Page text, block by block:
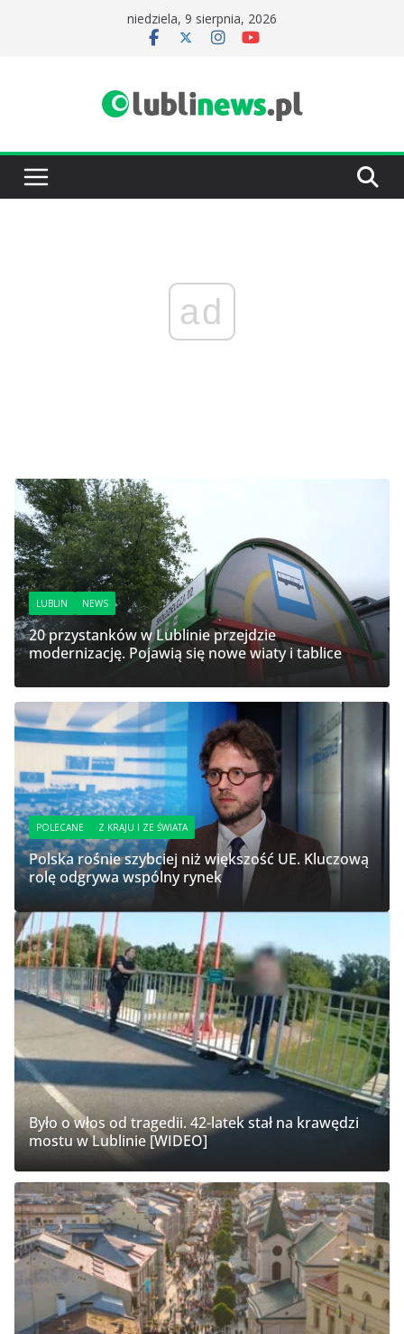
niedziela, 9 sierpnia, 2026
ad
LUBLIN NEWS
20 przystanków w Lublinie przejdzie
modernizację. Pojawią się nowe wiaty i tablice
POLECANE Z KRAJU I ZE ŚWIATA
Polska rośnie szybciej niż większość UE. Kluczową
rolę odgrywa wspólny rynek
Było o włos od tragedii. 42-latek stał na krawędzi
mostu w Lublinie [WIDEO]